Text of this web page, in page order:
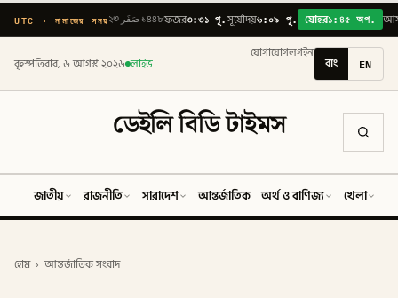
UTC · নামাজের সময় ২৩ صَفَر ১৪৪৮ফজর৩:৩১ পূ.সূর্যোদয়৬:০৯ পূ. যোহর১:৪৫ অপ.
বৃহস্পতিবার, ৬ আগস্ট ২০২৬ লাইভ
যোগাযোগলগইন
বাং EN
ডেইলি বিডি টাইমস
জাতীয় রাজনীতি সারাদেশ আন্তর্জাতিক অর্থ ও বাণিজ্য খেলা
হোম › আন্তর্জাতিক সংবাদ